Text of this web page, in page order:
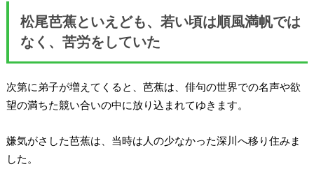
松尾芭蕉といえども、 若い頃は順風満帆では
なく、苦労をしていた
次第に弟子が増えてくると、芭蕉は、俳句の世界での名声や欲
望の満ちた競い合いの中に放り込まれてゆきます。
嫌気がさした芭蕉は、当時は人の少なかった深川へ移り住みま
した。